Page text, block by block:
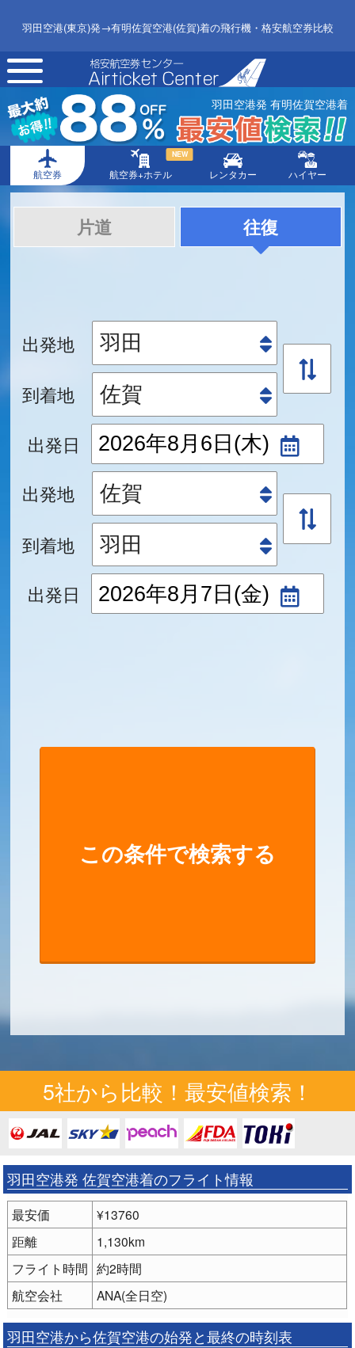
羽田空港(東京)発→有明佐賀空港(佐賀)着の飛行機・格安航空券比較
toggle
navigation
羽田空港発 有明佐賀空港着
航空券 航空券+ホテル
NEW
レンタカー ハイヤー
片道 往復
出発地
到着地
出発日
出発地
到着地
出発日
5社から比較！最安値検索！
羽田空港発 佐賀空港着のフライト情報
最安価
¥13760
距離
1,130km
フライト時間 約2時間
航空会社
ANA(全日空)
羽田空港から佐賀空港の始発と最終の時刻表